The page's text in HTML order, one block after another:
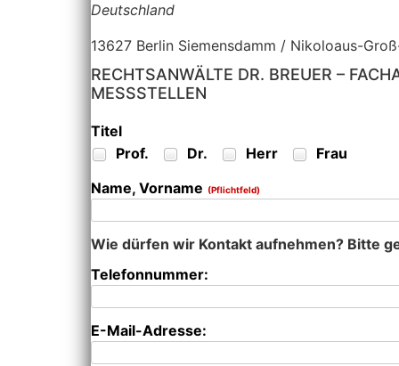
Deutschland
13627 Berlin Siemensdamm / Nikoloaus-
RECHTSANWÄLTE DR. BREUER –
MESSSTELLEN
Titel
Prof.
Dr. Herr
Frau
Name, Vorname (Pflichtfeld)
Wie dürfen wir Kontakt aufnehmen? Bitte
Telefonnummer:
E-Mail-Adresse: